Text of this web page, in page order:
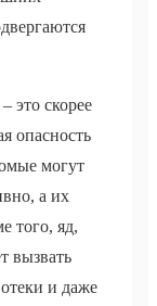
это скорее
опасность
могут
а их
того, яд,
вызвать
и даже